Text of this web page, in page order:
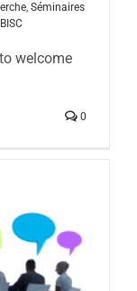
, Séminaires
welcome
0